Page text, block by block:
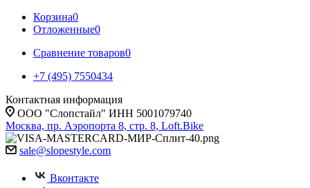
Корзина0
Отложенные0
Сравнение товаров0
+7 (495) 7550434
Контактная информация
ООО "Слопстайл" ИНН 5001079740
Москва, пр. Аэропорта 8, стр. 8, Loft.Bike
sale@slopestyle.com
Вконтакте